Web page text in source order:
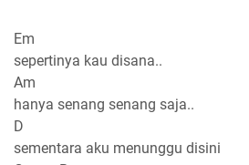
Em
sepertinya kau disana..
Am
hanya senang senang saja..
D
sementara aku menunggu disini